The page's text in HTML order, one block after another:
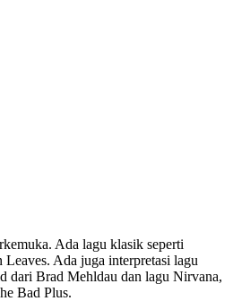
Ada lagu klasik seperti
Ada juga interpretasi lagu
dari Brad Mehldau dan lagu Nirvana,
Bad Plus.